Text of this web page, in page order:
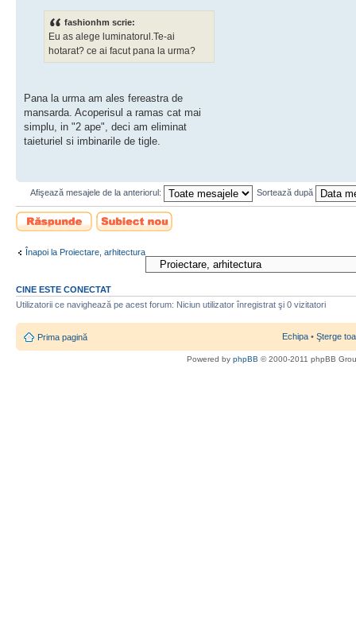
fashionhm scrie:
Eu as alege luminatorul.Te-ai
hotarat? ce ai facut pana la urma?
Pana la urma am ales fereastra de
mansarda. Acoperisul a ramas cat mai
simplu, in "2 ape", deci am eliminat
taieturiel si imbinarile de tigle.
Afişează mesajele de la anteriorul: Sortează după
Scrie un răspuns
Scrie un subiect
nou
Înapoi la Proiectare, arhitectura
CINE ESTE CONECTAT
Utilizatorii ce navighează pe acest forum: Niciun utilizator înregistrat şi 0 vizitatori
Prima pagină Echipa • Şterge
Powered by phpBB © 2000-2011 phpBB